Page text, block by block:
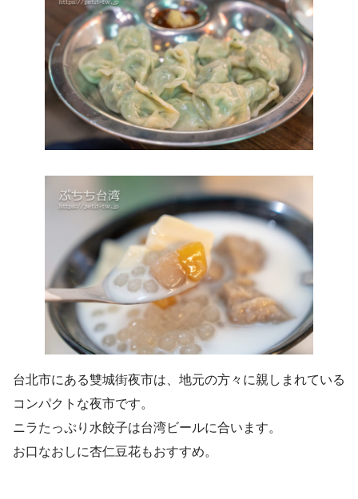
台北市にある雙城街夜市は、地元の方々に親しまれている
コンパクトな夜市です。
ニラたっぷり水餃子は台湾ビールに合います。
お口なおしに杏仁豆花もおすすめ。